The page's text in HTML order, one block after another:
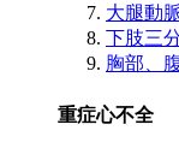
大腿動
下肢三
胸部、
重症心不全